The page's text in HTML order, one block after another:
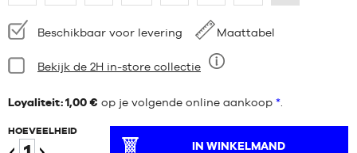
Beschikbaarheid:
Beschikbaar voor levering Maattabel
Staat:
Negen
Bekijk de 2H in-store collectie
Loyaliteit: 1,00 € op je volgende online aankoop *
HOEVEELHEID
IN WINKELMAND